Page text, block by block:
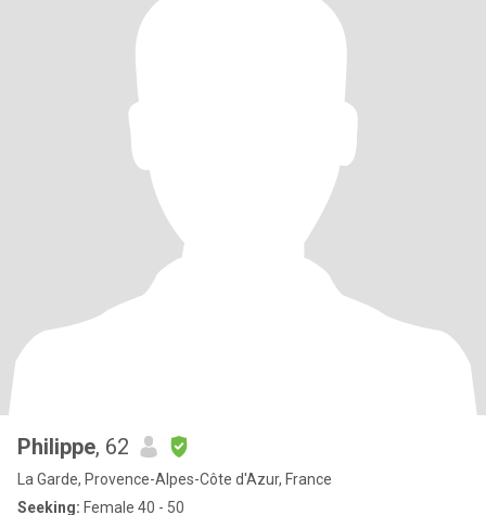
Philippe, 62
La Garde, Provence-Alpes-Côte d'Azur, France
Seeking: Female 40 - 50